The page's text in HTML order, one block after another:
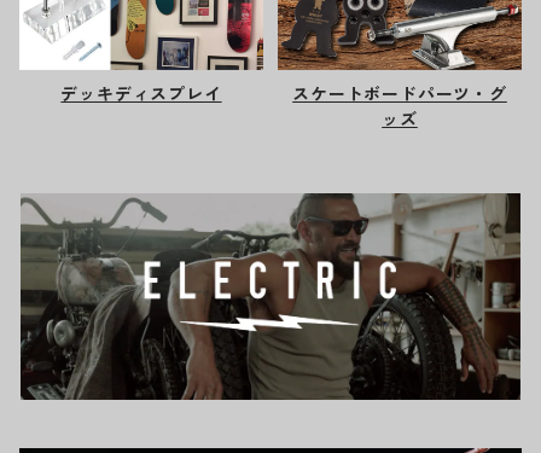
デッキディスプレイ
スケートボードパーツ・グ
ッズ